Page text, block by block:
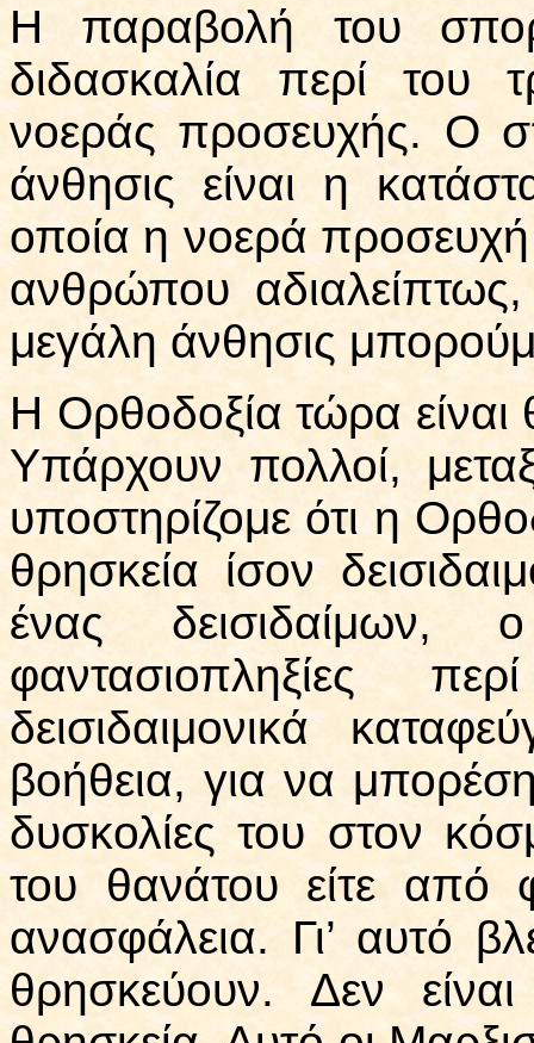
Η παραβολή του
διδασκαλία περί του
νοεράς προσευχής. Ο
άνθησις είναι η
οποία η νοερά προσευχή
ανθρώπου
μεγάλη άνθησις
Η Ορθοδοξία τώρα είναι
Υπάρχουν πολλοί,
υποστηρίζομε ότι η
θρησκεία ίσον
ένας δεισιδαίμων,
φαντασιοπληξίες
δεισιδαιμονικά
βοήθεια, για να
δυσκολίες του στον
του θανάτου είτε από
ανασφάλεια. Γι’ αυτό
θρησκεύουν. Δεν